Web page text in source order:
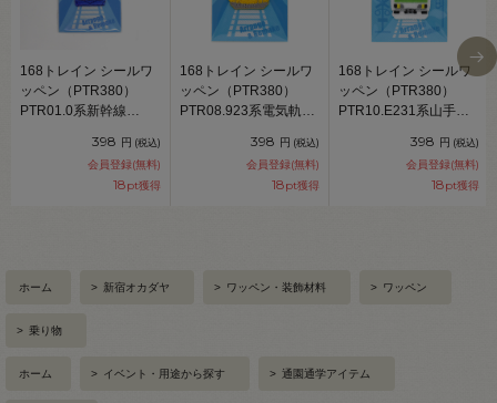
168トレイン シールワ
ッペン（PTR380）
PTR01.0系新幹線
398 円 (税込)
会員登録(無料)
18pt獲得
168トレイン シールワ
ッペン（PTR380）
PTR08.923系電気軌道
398 円 (税込)
会員登録(無料)
18pt獲得
168トレイン シールワ
ッペン（PTR380）
PTR10.E231系山手線
398 円 (税込)
会員登録(無料)
18pt獲得
ホーム > 新宿オカダヤ > ワッペン・装飾材料 > ワッペン
> 乗り物
ホーム > イベント・用途から探す > 通園通学アイテム